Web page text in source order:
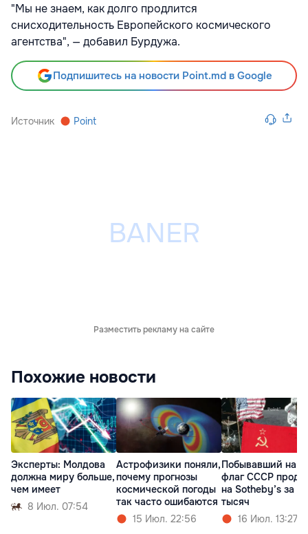
"Мы не знаем, как долго продлится
снисходительность Европейского космического
агентства", — добавил Бурдужа.
Подпишитесь на новости Point.md в Google
Источник Point
Разместить рекламу на сайте
Похожие новости
Эксперты: Молдова
должна миру больше,
чем имеет
8 Июл. 07:54
Астрофизики поняли,
почему прогнозы
космической погоды
так часто ошибаются
15 Июл. 22:56
Побывавший на
флаг СССР
на Sotheby’s за
тысяч
16 Июл. 13:27